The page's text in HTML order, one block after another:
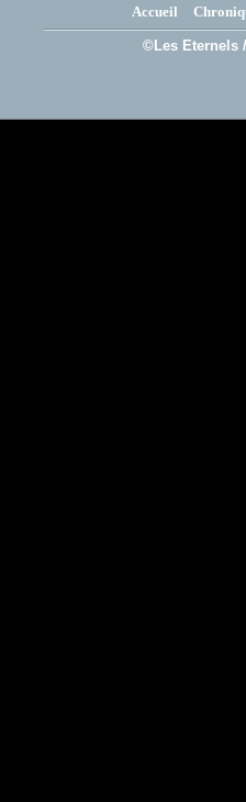
Accueil
©Les Eternels